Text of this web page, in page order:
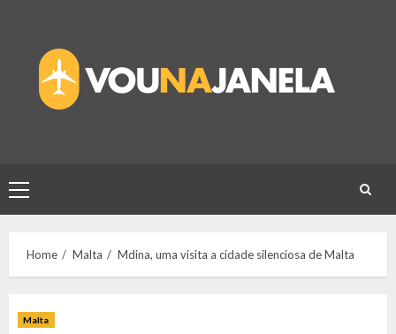
content
Primary
Menu
Home Malta Mdina, uma visita a cidade silenciosa de Malta
Malta